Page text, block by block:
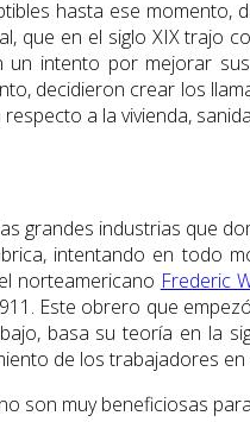
hasta ese
que en el siglo XIX trajo
un intento por mejorar
decidieron crear los
a la vivienda,
grandes industrias que
intentando en todo
norteamericano Frederic
Este obrero que
basa su teoría en la
de los trabajadores
no son muy beneficiosas